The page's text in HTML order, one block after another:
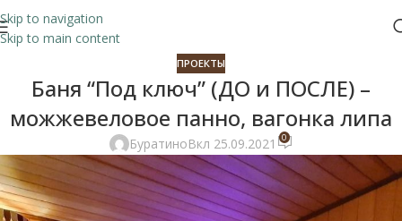
Skip to navigation
Skip to main content
ПРОЕКТЫ
Баня “Под ключ” (ДО и ПОСЛЕ) –
можжевеловое панно, вагонка липа
БуратиноВкл 25.09.2021 0